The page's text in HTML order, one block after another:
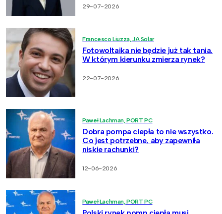
29-07-2026
Francesco Liuzza, JA Solar
Fotowoltaika nie będzie już tak tania.
W którym kierunku zmierza rynek?
22-07-2026
Paweł Lachman, PORT PC
Dobra pompa ciepła to nie wszystko.
Co jest potrzebne, aby zapewniła
niskie rachunki?
12-06-2026
Paweł Lachman, PORT PC